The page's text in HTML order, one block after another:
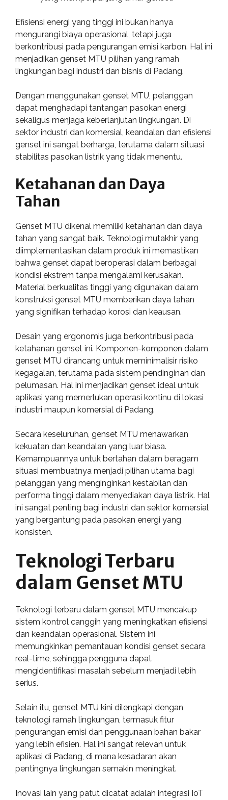
Efisiensi energi yang tinggi ini bukan hanya
mengurangi biaya operasional, tetapi juga
berkontribusi pada pengurangan emisi karbon. Hal ini
menjadikan genset MTU pilihan yang ramah
lingkungan bagi industri dan bisnis di Padang.
Dengan menggunakan genset MTU, pelanggan
dapat menghadapi tantangan pasokan energi
sekaligus menjaga keberlanjutan lingkungan. Di
sektor industri dan komersial, keandalan dan efisiensi
genset ini sangat berharga, terutama dalam situasi
stabilitas pasokan listrik yang tidak menentu.
Ketahanan dan Daya
Tahan
Genset MTU dikenal memiliki ketahanan dan daya
tahan yang sangat baik. Teknologi mutakhir yang
diimplementasikan dalam produk ini memastikan
bahwa genset dapat beroperasi dalam berbagai
kondisi ekstrem tanpa mengalami kerusakan.
Material berkualitas tinggi yang digunakan dalam
konstruksi genset MTU memberikan daya tahan
yang signifikan terhadap korosi dan keausan.
Desain yang ergonomis juga berkontribusi pada
ketahanan genset ini. Komponen-komponen dalam
genset MTU dirancang untuk meminimalisir risiko
kegagalan, terutama pada sistem pendinginan dan
pelumasan. Hal ini menjadikan genset ideal untuk
aplikasi yang memerlukan operasi kontinu di lokasi
industri maupun komersial di Padang.
Secara keseluruhan, genset MTU menawarkan
kekuatan dan keandalan yang luar biasa.
Kemampuannya untuk bertahan dalam beragam
situasi membuatnya menjadi pilihan utama bagi
pelanggan yang menginginkan kestabilan dan
performa tinggi dalam menyediakan daya listrik. Hal
ini sangat penting bagi industri dan sektor komersial
yang bergantung pada pasokan energi yang
konsisten.
Teknologi Terbaru
dalam Genset MTU
Teknologi terbaru dalam genset MTU mencakup
sistem kontrol canggih yang meningkatkan efisiensi
dan keandalan operasional. Sistem ini
memungkinkan pemantauan kondisi genset secara
real-time, sehingga pengguna dapat
mengidentifikasi masalah sebelum menjadi lebih
serius.
Selain itu, genset MTU kini dilengkapi dengan
teknologi ramah lingkungan, termasuk fitur
pengurangan emisi dan penggunaan bahan bakar
yang lebih efisien. Hal ini sangat relevan untuk
aplikasi di Padang, di mana kesadaran akan
pentingnya lingkungan semakin meningkat.
Inovasi lain yang patut dicatat adalah integrasi IoT